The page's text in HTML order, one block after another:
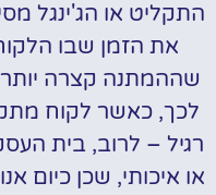
התקליט או הג'ינגל
את הזמן שבו
שההמתנה קצרה
לכך, כאשר לקוח
רגיל – לרוב, בית
או איכותי, שכן כיום